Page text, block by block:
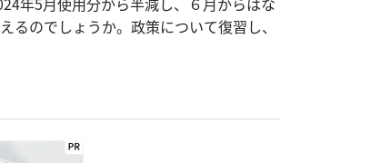
るのでしょうか。政策について復習し、